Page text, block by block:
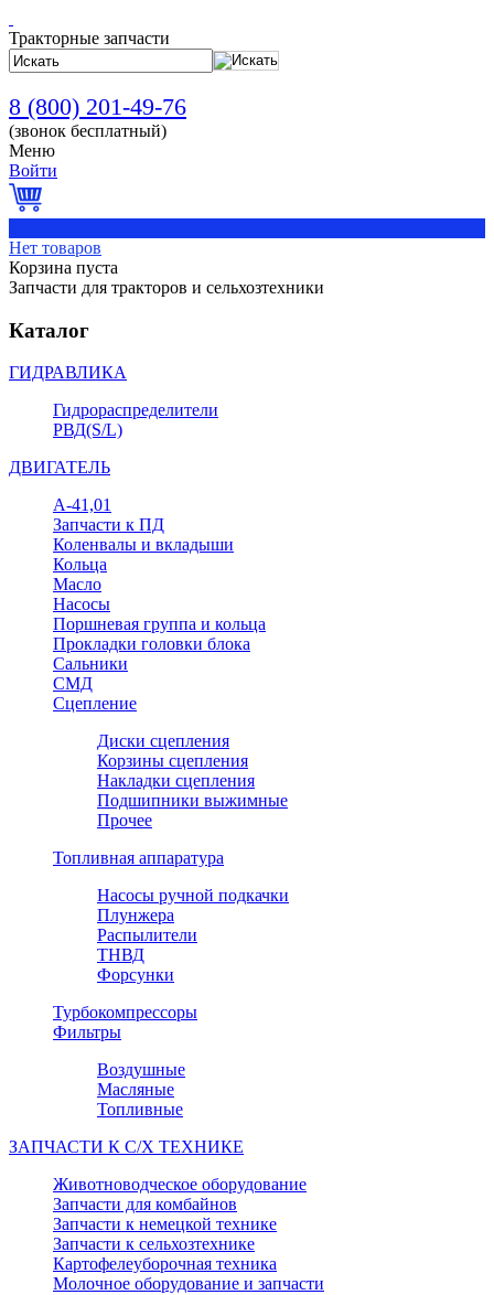
Тракторные запчасти
8 (800) 201-49-76
(звонок бесплатный)
Меню
Войти
Нет товаров
Корзина пуста
Запчасти для тракторов и сельхозтехники
Каталог
ГИДРАВЛИКА
Гидрораспределители
РВД(S/L)
ДВИГАТЕЛЬ
А-41,01
Запчасти к ПД
Коленвалы и вкладыши
Кольца
Масло
Насосы
Поршневая группа и кольца
Прокладки головки блока
Сальники
СМД
Сцепление
Диски сцепления
Корзины сцепления
Накладки сцепления
Подшипники выжимные
Прочее
Топливная аппаратура
Насосы ручной подкачки
Плунжера
Распылители
ТНВД
Форсунки
Турбокомпрессоры
Фильтры
Воздушные
Масляные
Топливные
ЗАПЧАСТИ К С/Х ТЕХНИКЕ
Животноводческое оборудование
Запчасти для комбайнов
Запчасти к немецкой технике
Запчасти к сельхозтехнике
Картофелеуборочная техника
Молочное оборудование и запчасти